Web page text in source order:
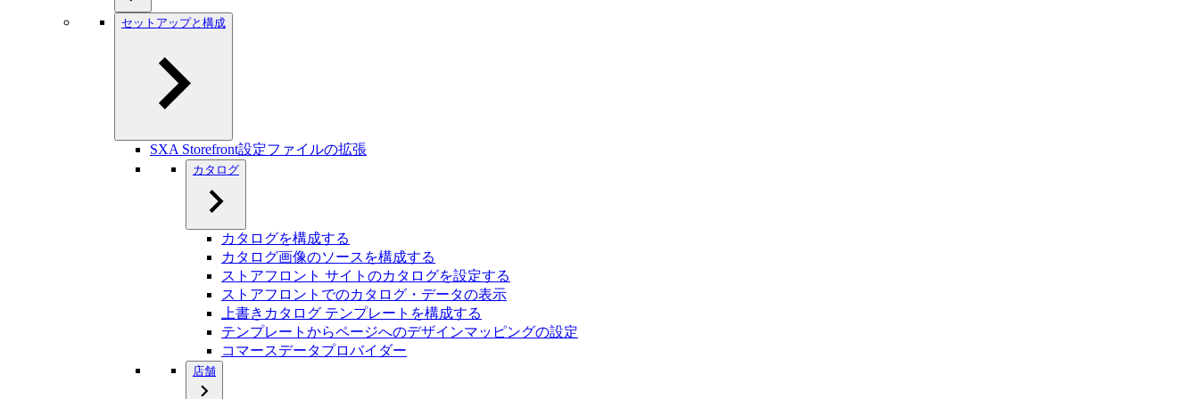
セットアップと構成
SXA Storefront設定ファイルの拡張
カタログ
カタログを構成する
カタログ画像のソースを構成する
ストアフロント サイトのカタログを設定する
ストアフロントでのカタログ・データの表示
上書きカタログ テンプレートを構成する
テンプレートからページへのデザインマッピングの設定
コマースデータプロバイダー
店舗